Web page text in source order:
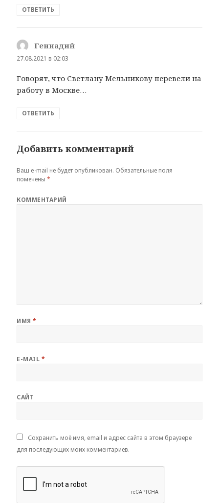
ОТВЕТИТЬ
Геннадий
27.08.2021 в 02:03
Говорят, что Светлану Мельникову перевели на
работу в Москве…
ОТВЕТИТЬ
Добавить комментарий
Ваш e-mail не будет опубликован. Обязательные поля
помечены*
КОММЕНТАРИЙ
ИМЯ*
E-MAIL *
САЙТ
Сохранить моё имя, email и адрес сайта в этом браузере
для последующих моих комментариев.